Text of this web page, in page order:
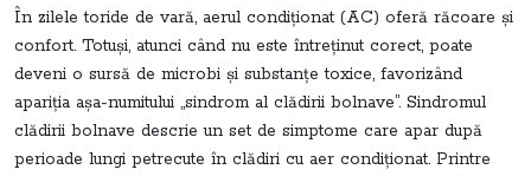
În zilele toride de vară, aerul condiționat (AC) oferă răcoare și
confort. Totuși, atunci când nu este întreținut corect, poate
deveni o sursă de microbi și substanțe toxice, favorizând
apariția așa-numitului „sindrom al clădirii bolnave”. Sindromul
clădirii bolnave descrie un set de simptome care apar după
perioade lungi petrecute în clădiri cu aer condiționat. Printre